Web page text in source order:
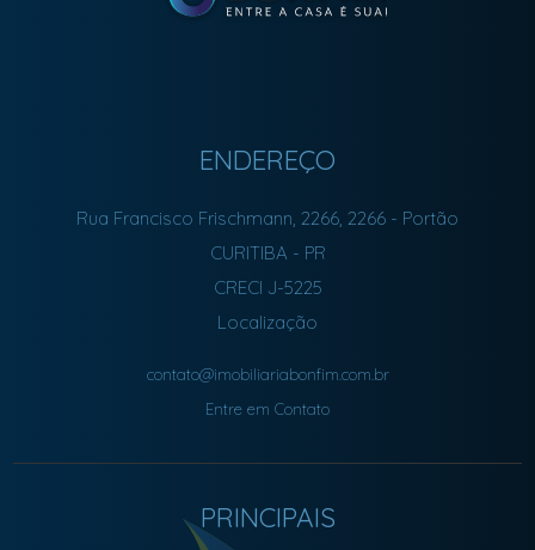
ENDEREÇO
Rua Francisco Frischmann, 2266, 2266 - Portão
CURITIBA - PR
CRECI J-5225
Localização
contato@imobiliariabonfim.com.br
Entre em Contato
PRINCIPAIS